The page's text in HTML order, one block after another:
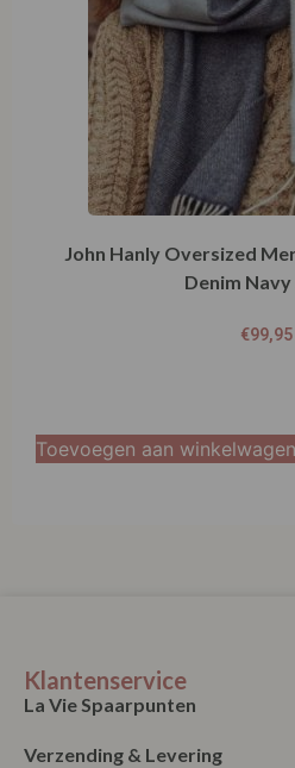
John Hanly Oversized
Denim
€99,95
Toevoegen aan winkelwagen
Klantenservice
La Vie Spaarpunten
Verzending & Levering